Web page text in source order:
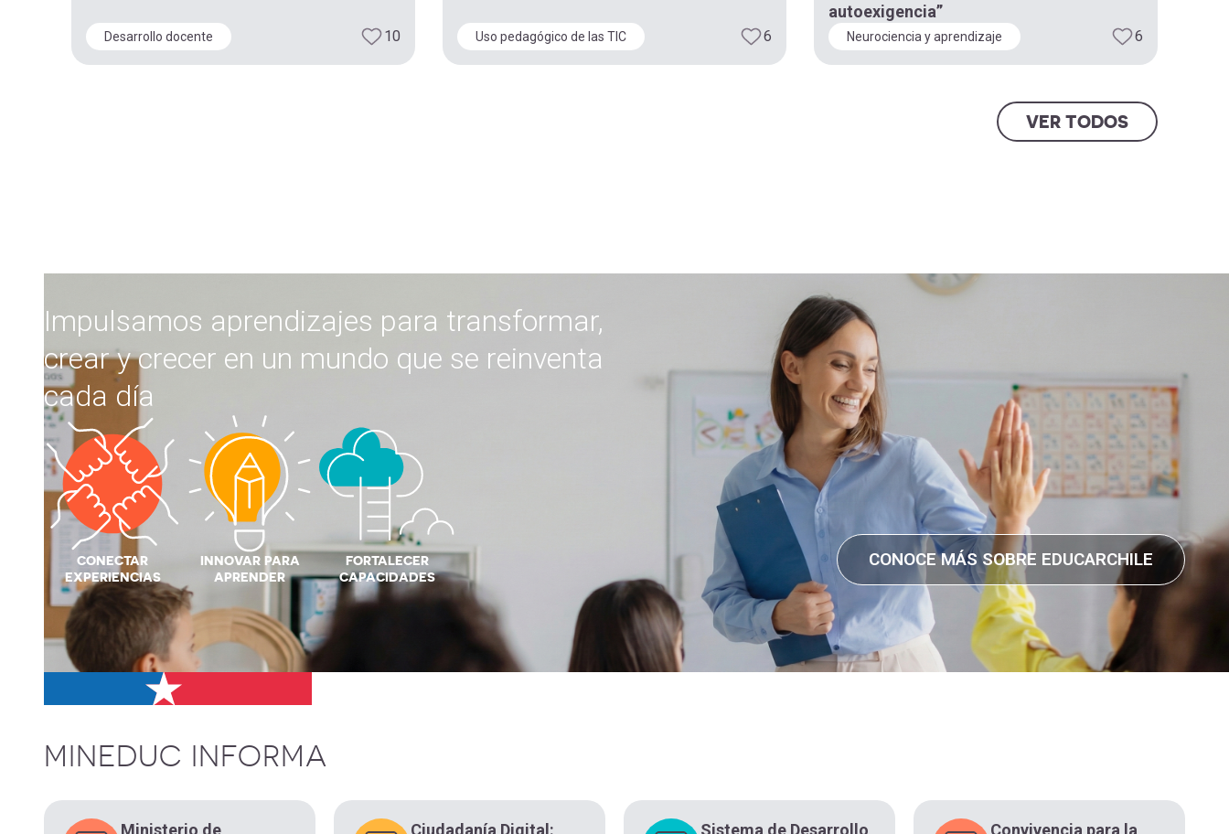
Desarrollo docente 10 Uso pedagógico de las TIC 6
autoexigencia”
Neurociencia y aprendizaje 6
VER TODOS
Impulsamos aprendizajes para transformar,
crear y crecer en un mundo que se reinventa
cada día
CONECTAR
EXPERIENCIAS
INNOVAR PARA
APRENDER
FORTALECER
CAPACIDADES
CONOCE MÁS SOBRE EDUCARCHILE
MINEDUC INFORMA